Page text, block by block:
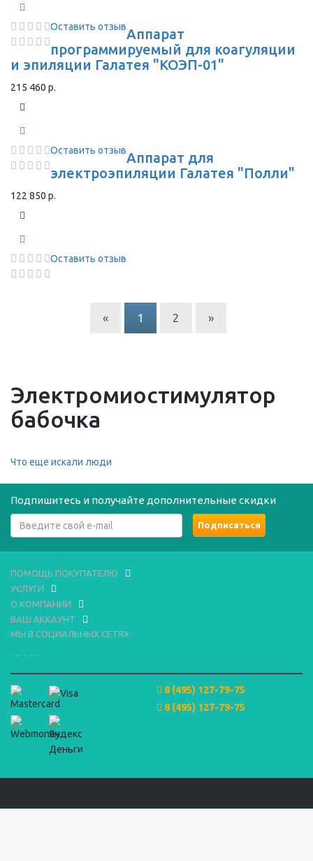
Оставить отзывАппарат
программируемый для коагуляции
и эпиляции Галатея "КОЭП-01"
215 460 р.
Оставить отзывАппарат для
электроэпиляции Галатея "Полли"
122 850 р.
Оставить отзыв
« 1 2 »
Электромиостимулятор
бабочка
Что еще искали люди
Подпишитесь и получайте дополнительные скидки
ПОМОЩЬ ПОКУПАТЕЛЮ
УСЛУГИ
О КОМПАНИИ
ВАШ АККАУНТ
МЫ В СОЦИАЛЬНЫХ СЕТЯХ
8 (495) 127-79-75
8 (495) 127-79-75